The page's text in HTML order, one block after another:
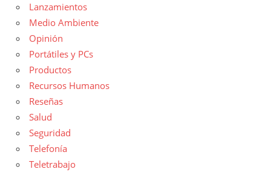
Lanzamientos
Medio Ambiente
Opinión
Portátiles y PCs
Productos
Recursos Humanos
Reseñas
Salud
Seguridad
Telefonía
Teletrabajo